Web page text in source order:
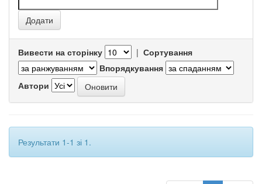
Вивести на сторінку | Сортування
Впорядкування
Автори
Результати 1-1 зі 1.